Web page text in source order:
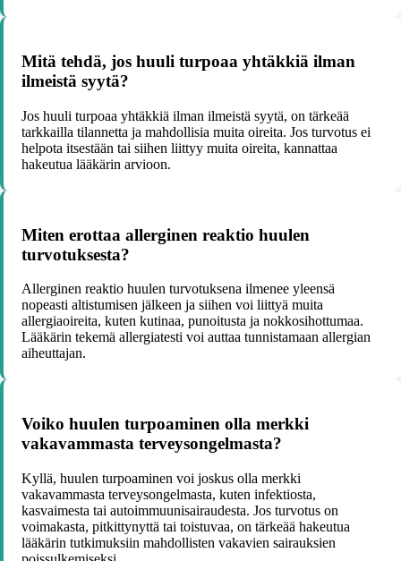
Mitä tehdä, jos huuli turpoaa yhtäkkiä ilman
ilmeistä syytä?
Jos huuli turpoaa yhtäkkiä ilman ilmeistä syytä, on tärkeää
tarkkailla tilannetta ja mahdollisia muita oireita. Jos turvotus ei
helpota itsestään tai siihen liittyy muita oireita, kannattaa
hakeutua lääkärin arvioon.
Miten erottaa allerginen reaktio huulen
turvotuksesta?
Allerginen reaktio huulen turvotuksena ilmenee yleensä
nopeasti altistumisen jälkeen ja siihen voi liittyä muita
allergiaoireita, kuten kutinaa, punoitusta ja nokkosihottumaa.
Lääkärin tekemä allergiatesti voi auttaa tunnistamaan allergian
aiheuttajan.
Voiko huulen turpoaminen olla merkki
vakavammasta terveysongelmasta?
Kyllä, huulen turpoaminen voi joskus olla merkki
vakavammasta terveysongelmasta, kuten infektiosta,
kasvaimesta tai autoimmuunisairaudesta. Jos turvotus on
voimakasta, pitkittynyttä tai toistuvaa, on tärkeää hakeutua
lääkärin tutkimuksiin mahdollisten vakavien sairauksien